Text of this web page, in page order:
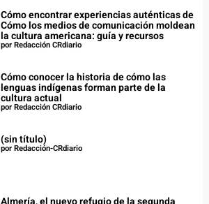
Cómo encontrar experiencias auténticas de
Cómo los medios de comunicación moldean
la cultura americana: guía y recursos
por Redacción CRdiario
Cómo conocer la historia de cómo las
lenguas indígenas forman parte de la
cultura actual
por Redacción CRdiario
(sin título)
por Redacción-CRdiario